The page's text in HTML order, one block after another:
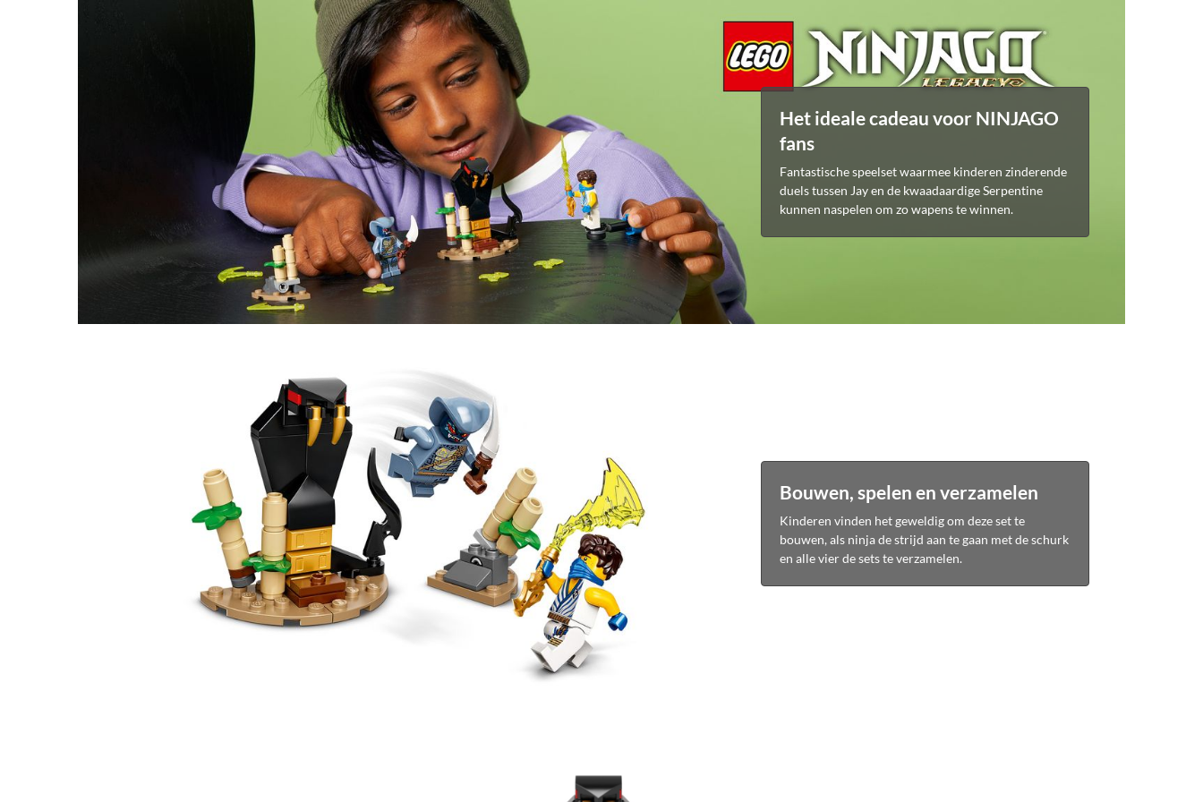
Het ideale cadeau voor NINJAGO
fans
Fantastische speelset waarmee kinderen zinderende
duels tussen Jay en de kwaadaardige Serpentine
kunnen naspelen om zo wapens te winnen.
Bouwen, spelen en verzamelen
Kinderen vinden het geweldig om deze set te
bouwen, als ninja de strijd aan te gaan met de schurk
en alle vier de sets te verzamelen.